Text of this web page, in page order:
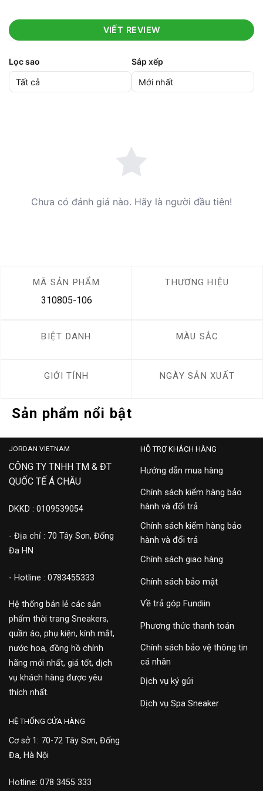
VIẾT REVIEW
Lọc sao Sắp xếp
Chưa có đánh giá nào. Hãy là người đầu tiên!
MÃ SẢN PHẨM
310805-106
THƯƠNG HIỆU
BIỆT DANH MÀU SẮC
GIỚI TÍNH NGÀY SẢN XUẤT
Sản phẩm nổi bật
JORDAN VIETNAM
CÔNG TY TNHH TM & ĐT
QUỐC TẾ Á CHÂU
DKKD : 0109539054
- Địa chỉ : 70 Tây Sơn, Đống
Đa HN
- Hotline : 0783455333
Hệ thống bán lẻ các sản
phẩm thời trang Sneakers,
quần áo, phụ kiện, kính mắt,
nước hoa, đồng hồ chính
hãng mới nhất, giá tốt, dịch
vụ khách hàng được yêu
thích nhất.
HỖ TRỢ KHÁCH HÀNG
Hướng dẫn mua hàng
Chính sách kiểm hàng bảo
hành và đổi trả
Chính sách kiểm hàng bảo
hành và đổi trả
Chính sách giao hàng
Chính sách bảo mật
Về trả góp Fundiin
Phương thức thanh toán
Chính sách bảo vệ thông tin
cá nhân
Dịch vụ ký gửi
Dịch vụ Spa Sneaker
HỆ THỐNG CỬA HÀNG
Cơ sở 1: 70-72 Tây Sơn, Đống
Đa, Hà Nội
Hotline: 078 3455 333